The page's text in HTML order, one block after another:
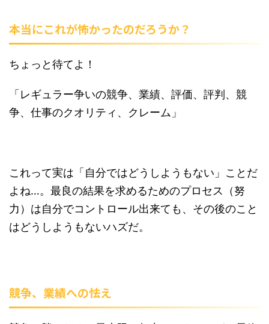
本当にこれが怖かったのだろうか？
ちょっと待てよ！
「レギュラー争いの競争、業績、評価、評判、競
争、仕事のクオリティ、クレーム」
これって実は「自分ではどうしようもない」ことだ
よね…。最良の結果を求めるためのプロセス（努
力）は自分でコントロール出来ても、その後のこと
はどうしようもないハズだ。
競争、業績への怯え